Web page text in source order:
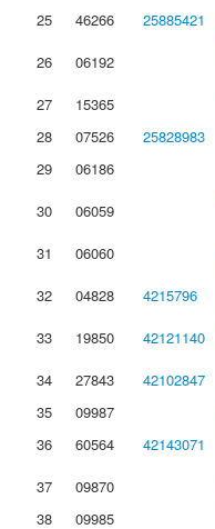
25
46266 25885421
26
06192
27
15365
28
07526 25828983
29
06186
30
06059
31
06060
32
04828 4215796
33
19850 42121140
34
27843 42102847
35
09987
36
60564 42143071
37
09870
38
09985